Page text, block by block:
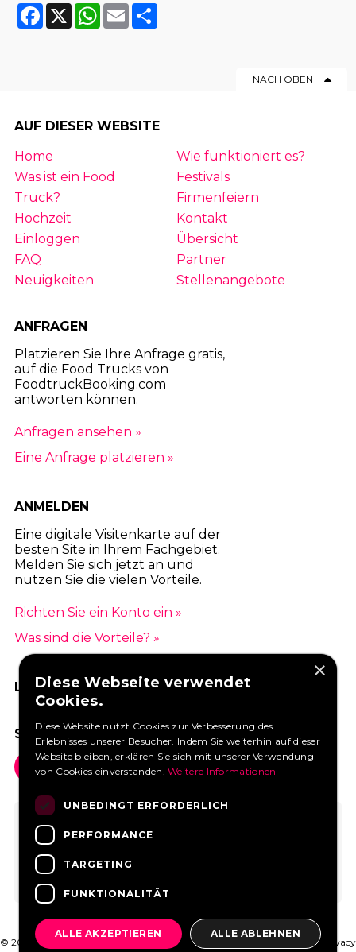
Facebook
X WhatsApp
Email
NACH OBEN
AUF DIESER WEBSITE
Home
Wie funktioniert es?
Was ist ein Food
Truck?
Festivals
Firmenfeiern
Hochzeit
Kontakt
Einloggen
Übersicht
FAQ
Partner
Neuigkeiten
Stellenangebote
ANFRAGEN
Platzieren Sie Ihre Anfrage gratis,
auf die Food Trucks von
FoodtruckBooking.com
antworten können.
Anfragen ansehen »
Eine Anfrage platzieren »
ANMELDEN
Eine digitale Visitenkarte auf der
besten Site in Ihrem Fachgebiet.
Melden Sie sich jetzt an und
nutzen Sie die vielen Vorteile.
Richten Sie ein Konto ein »
Was sind die Vorteile? »
LIKEN SIE UNS AUF FACEBOOK
SOCIAL MEDIA
© 2026 FoodtruckBooking.com | Allgemeine Geschäftsbedingungen | Privacy
×
Diese Webseite verwendet
Cookies.
Diese Website nutzt Cookies zur Verbesserung des
Erlebnisses unserer Besucher. Indem Sie weiterhin auf dieser
Website bleiben, erklären Sie sich mit unserer Verwendung
von Cookies einverstanden.Weitere Informationen
UNBEDINGT ERFORDERLICH
PERFORMANCE
TARGETING
FUNKTIONALITÄT
ALLE AKZEPTIEREN ALLE ABLEHNEN